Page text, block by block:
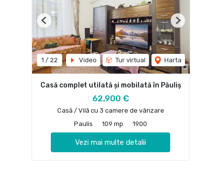
1 / 22 Video Tur virtual Harta
Previous Next
Casă complet utilată și mobilată în Păuliș
62,900 €
Casă / Vilă cu 3 camere de vânzare
Paulis
109 mp 1900
Vezi mai multe detalii